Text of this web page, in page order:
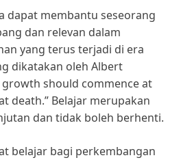
dapat membantu seseorang
dan relevan dalam
yang terus terjadi di era
dikatakan oleh Albert
growth should commence at
death.” Belajar merupakan
dan tidak boleh berhenti.
belajar bagi perkembangan